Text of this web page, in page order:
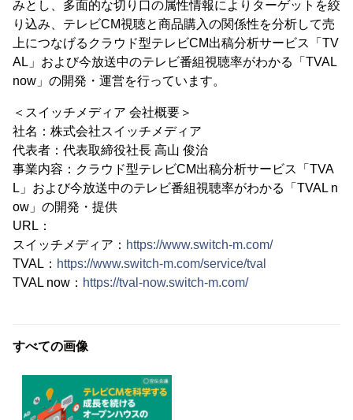
みとし、多面的な切り口の属性情報によりターゲットを絞
り込み、テレビCM視聴と商品購入の関係性を分析して売
上につなげるクラウド型テレビCM出稿分析サービス「TV
AL」および今放送中のテレビ番組視聴率がわかる「TVAL
now」の開発・運営を行っています。
＜スイッチメディア 会社概要＞
社名：株式会社スイッチメディア
代表者：代表取締役社長 高山 俊治
事業内容：クラウド型テレビCM出稿分析サービス「TVA
L」および今放送中のテレビ番組視聴率がわかる「TVAL n
ow」の開発・提供
URL：
スイッチメディア： https://www.switch-m.com/
TVAL： https://www.switch-m.com/service/tval
TVAL now： https://tval-now.switch-m.com/
すべての画像